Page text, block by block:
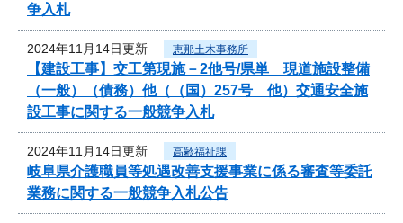
争入札
2024年11月14日更新 恵那土木事務所
【建設工事】交工第現施－2他号/県単 現道施設整備
（一般）（債務）他（（国）257号 他）交通安全施
設工事に関する一般競争入札
2024年11月14日更新 高齢福祉課
岐阜県介護職員等処遇改善支援事業に係る審査等委託
業務に関する一般競争入札公告